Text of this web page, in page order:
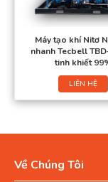
Máy tạo khí Nitơ
nhanh Tecbell
tinh khiết
LIÊN HỆ
Về Chúng Tôi